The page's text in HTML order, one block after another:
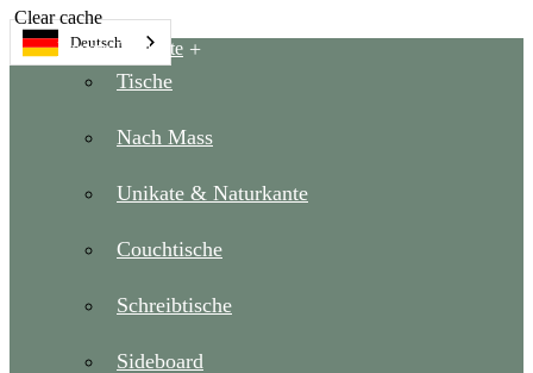
Deutsch
Unsere Produkte
Tische
Nach Mass
Unikate & Naturkante
Couchtische
Schreibtische
Sideboard
Clear cache